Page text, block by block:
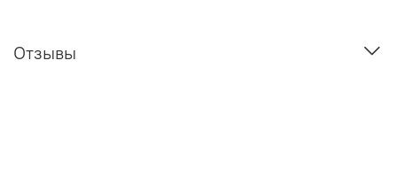
Отзывы